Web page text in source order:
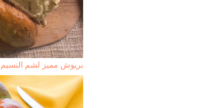
بريوش مميز لشم النسيم